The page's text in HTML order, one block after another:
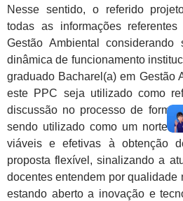
Nesse sentido, o referido
todas as informações
Gestão Ambiental
dinâmica de funcionamento
graduado Bacharel(a) em Gestão
este PPC seja utilizado como
discussão no processo de
sendo utilizado como um
viáveis e efetivas à obtenção
proposta flexível, sinalizando a
docentes entendem por qualidade
estando aberto a inovação e